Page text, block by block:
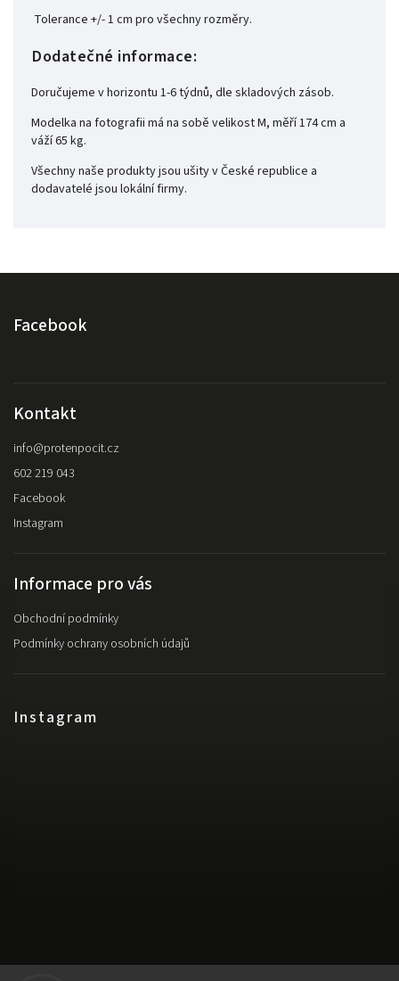
Tolerance +/- 1 cm pro všechny rozměry.
Dodatečné informace:
Doručujeme v horizontu 1-6 týdnů, dle skladových zásob.
Modelka na fotografii má na sobě velikost M, měří 174 cm a
váží 65 kg.
Všechny naše produkty jsou ušity v České republice a
dodavatelé jsou lokální firmy.
Facebook
Kontakt
info@protenpocit.cz
602 219 043
Facebook
Instagram
Informace pro vás
Obchodní podmínky
Podmínky ochrany osobních údajů
Instagram